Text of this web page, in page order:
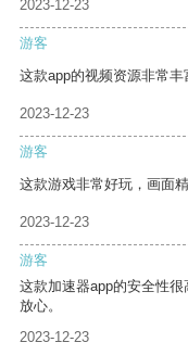
2023-12-23
游客
这款app的视频资源非常丰
2023-12-23
游客
这款游戏非常好玩，画面
2023-12-23
游客
这款加速器app的安全性
放心。
2023-12-23